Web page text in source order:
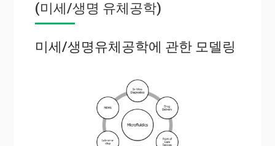
(미세/생명 유체공학)
미세/생명유체공학에 관한 모델링